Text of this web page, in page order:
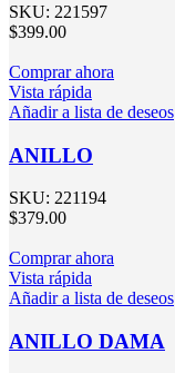
SKU: 221597
$399.00
Comprar ahora
Vista rápida
Añadir a lista de deseos
ANILLO
SKU: 221194
$379.00
Comprar ahora
Vista rápida
Añadir a lista de deseos
ANILLO DAMA